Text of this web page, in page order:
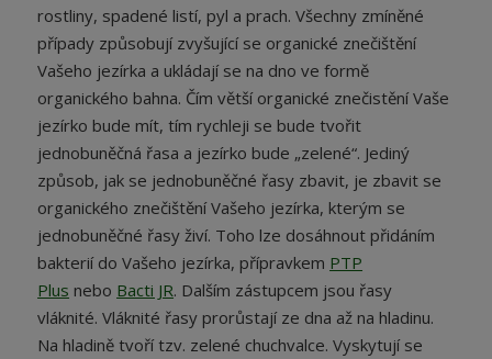
rostliny, spadené listí, pyl a prach. Všechny zmíněné
případy způsobují zvyšující se organické znečištění
Vašeho jezírka a ukládají se na dno ve formě
organického bahna. Čím větší organické znečistění Vaše
jezírko bude mít, tím rychleji se bude tvořit
jednobuněčná řasa a jezírko bude „zelené“. Jediný
způsob, jak se jednobuněčné řasy zbavit, je zbavit se
organického znečištění Vašeho jezírka, kterým se
jednobuněčné řasy živí. Toho lze dosáhnout přidáním
bakterií do Vašeho jezírka, přípravkem PTP
Plus nebo Bacti JR. Dalším zástupcem jsou řasy
vláknité. Vláknité řasy prorůstají ze dna až na hladinu.
Na hladině tvoří tzv. zelené chuchvalce. Vyskytují se